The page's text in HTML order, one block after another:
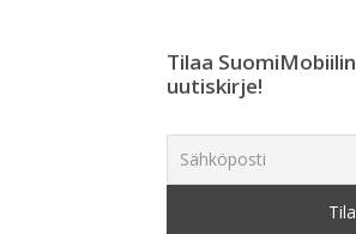
Tilaa SuomiMobiilin
uutiskirje!